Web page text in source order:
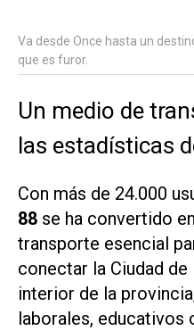
Va desde Once hasta un
que es furor.
Un medio de
las estadísticas
Con más de 24.000
88 se ha convertido
transporte esencial
conectar la Ciudad
interior de la
laborales, educativos